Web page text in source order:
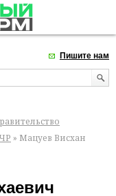
Пишите нам
» Мацуев Висхан